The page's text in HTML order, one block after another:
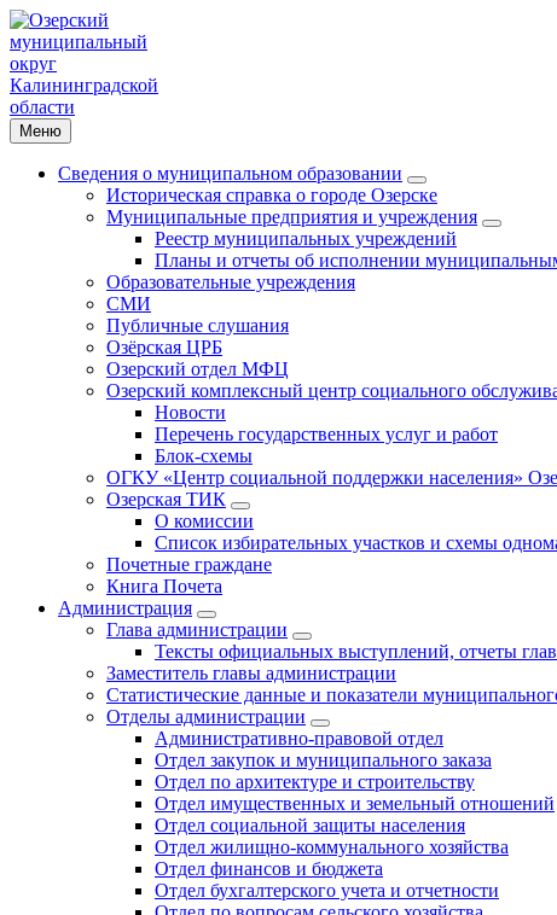
Меню
Сведения о муниципальном образовании
Историческая справка о городе Озерске
Муниципальные предприятия и учреждения
Реестр муниципальных учреждений
Планы и отчеты об исполнении
Образовательные учреждения
СМИ
Публичные слушания
Озёрская ЦРБ
Озерский отдел МФЦ
Озерский комплексный центр социального
Новости
Перечень государственных услуг и работ
Блок-схемы
ОГКУ «Центр социальной поддержки населения»
Озерская ТИК
О комиссии
Список избирательных участков и схемы
Почетные граждане
Книга Почета
Администрация
Глава администрации
Тексты официальных выступлений, отчеты
Заместитель главы администрации
Статистические данные и показатели
Отделы администрации
Административно-правовой отдел
Отдел закупок и муниципального заказа
Отдел по архитектуре и строительству
Отдел имущественных и земельный отношений
Отдел социальной защиты населения
Отдел жилищно-коммунального хозяйства
Отдел финансов и бюджета
Отдел бухгалтерского учета и отчетности